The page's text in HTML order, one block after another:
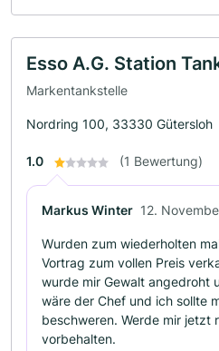
Esso A.G. Station
Markentankstelle
Nordring 100, 33330 Gütersloh
1.0 (1 Bewertung)
Markus Winter 12.
Wurden zum wiederholten
Vortrag zum vollen Preis
wurde mir Gewalt angedroht
wäre der Chef und ich sollte
beschweren. Werde mir jetzt
vorbehalten.